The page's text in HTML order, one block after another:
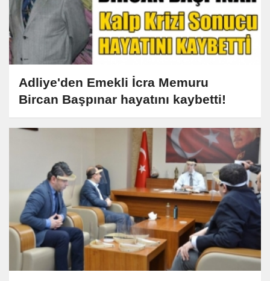
Adliye'den Emekli İcra Memuru
Bircan Başpınar hayatını kaybetti!